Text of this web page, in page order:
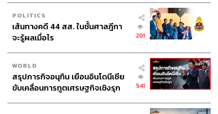
POLITICS
เส้นทางคดี 44 สส. ในชั้นศาลฎีกา
จะรู้ผลเมื่อไร
201
WORLD
สรุปภารกิจอนุทิน เยือนอินโดนีเซีย
ขับเคลื่อนการทูตเศรษฐกิจเชิงรุก
541